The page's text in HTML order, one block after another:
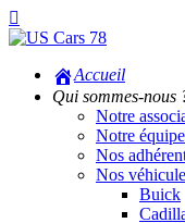
Accueil
Qui sommes-nous
Notre
Notre équipe
Nos
Nos
Buick